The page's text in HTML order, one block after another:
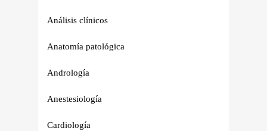
Análisis clínicos
Anatomía patológica
Andrología
Anestesiología
Cardiología